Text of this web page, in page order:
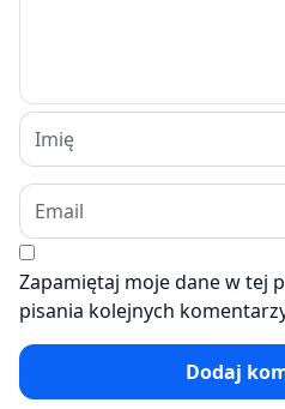
Zapamiętaj moje dane w tej
pisania kolejnych
Dodaj